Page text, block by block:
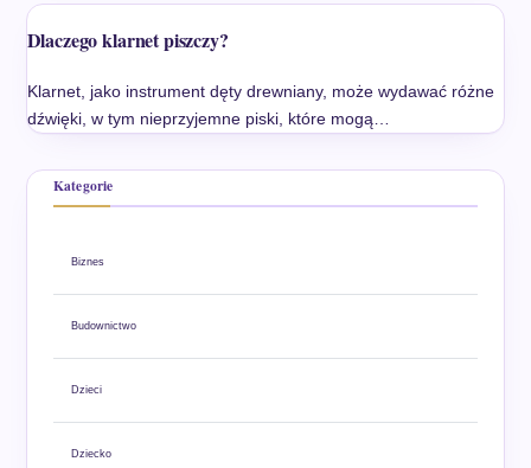
Dlaczego klarnet piszczy?
Klarnet, jako instrument dęty drewniany, może wydawać różne
dźwięki, w tym nieprzyjemne piski, które mogą…
Kategorie
Biznes
Budownictwo
Dzieci
Dziecko